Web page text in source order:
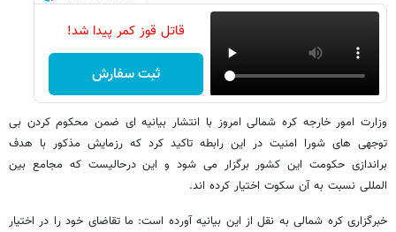
قاتل قوز کمر پیدا شد!
ثبت سفارش
وزارت امور خارجه کره شمالی امروز با انتشار بیانیه ای ضمن محکوم کردن بی
توجهی های شورا امنیت در این رابطه تاکید کرد که رزمایش مذکور با هدف
براندازی حکومت این کشور برگزار می شود و این درحالیست که مجامع بین
المللی نسبت به آن سکوت اختیار کرده اند.
خبرگزاری کره شمالی به نقل از این بیانیه آورده است: ما تقاضای خود را در اختیار